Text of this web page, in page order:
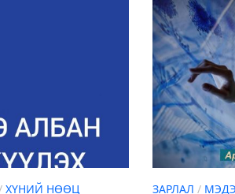
ХҮНИЙ НӨӨЦ
ЗАРЛАЛ /